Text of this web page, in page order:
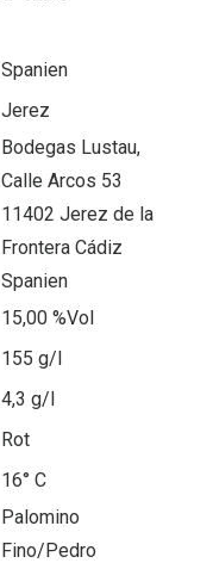
Spanien
Jerez
Bodegas Lustau,
Calle Arcos 53
11402 Jerez de la
Frontera Cádiz
Spanien
15,00 %Vol
155 g/l
4,3 g/l
Rot
16° C
Palomino
Fino/Pedro